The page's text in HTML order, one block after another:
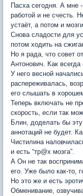
Пасха сегодня. А мне
работой и не счесть.
устаёт, а потом и
Снова сладости для
потом ходить на
Но я рада, что совет
Антонович. Как
У него весной
распереживалась,
его слышать в
Теперь включать не
скорость, если так
Блин, доделать бы
аннотаций не будет.
Чистилина
и есть “тр@х мозга”.
А Он не так
его. Уже было как-то,
Но это же и есть
Обменивание,